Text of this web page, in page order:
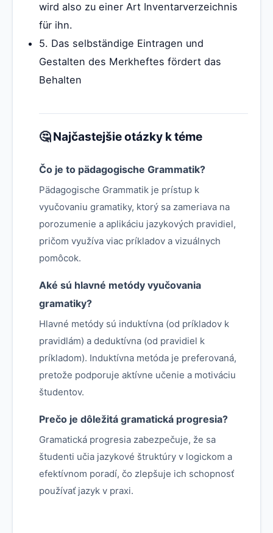
wird also zu einer Art Inventarverzeichnis
für ihn.
5. Das selbständige Eintragen und
Gestalten des Merkheftes fördert das
Behalten
🤔 Najčastejšie otázky k téme
Čo je to pädagogische Grammatik?
Pädagogische Grammatik je prístup k
vyučovaniu gramatiky, ktorý sa zameriava na
porozumenie a aplikáciu jazykových pravidiel,
pričom využíva viac príkladov a vizuálnych
pomôcok.
Aké sú hlavné metódy vyučovania
gramatiky?
Hlavné metódy sú induktívna (od príkladov k
pravidlám) a deduktívna (od pravidiel k
príkladom). Induktívna metóda je preferovaná,
pretože podporuje aktívne učenie a motiváciu
študentov.
Prečo je dôležitá gramatická progresia?
Gramatická progresia zabezpečuje, že sa
študenti učia jazykové štruktúry v logickom a
efektívnom poradí, čo zlepšuje ich schopnosť
používať jazyk v praxi.